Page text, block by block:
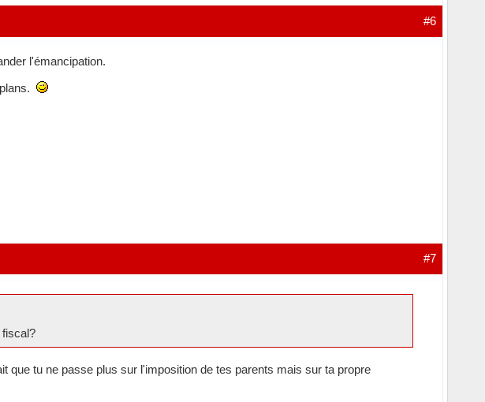
#6
l'émancipation.
plans.
#7
que tu ne passe plus sur l'imposition de tes parents mais sur ta propre